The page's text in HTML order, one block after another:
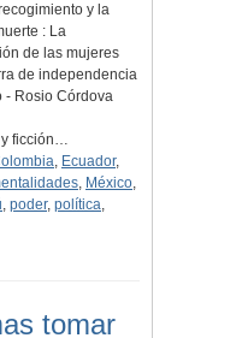
y la
: La
de las mujeres
de independencia
- Rosio Córdova
y ficción…
, Ecuador,
, México,
, poder, política,
tomar